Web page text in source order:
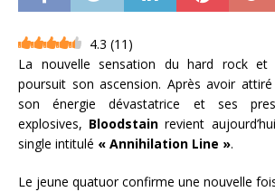
4.3 (11 )
La nouvelle sensation du hard rock et
poursuit son ascension. Après avoir
son énergie dévastatrice et ses
explosives, Bloodstain revient
single intitulé « Annihilation Line ».
Le jeune quatuor confirme une nouvelle